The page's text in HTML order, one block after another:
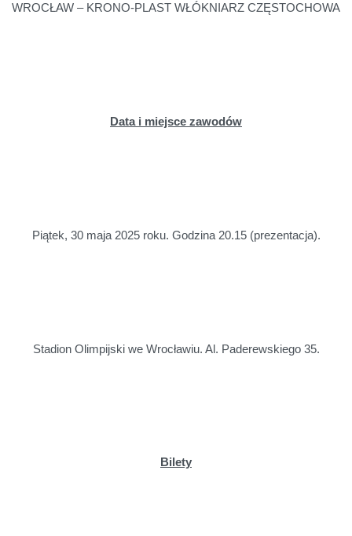
WROCŁAW – KRONO-PLAST WŁÓKNIARZ CZĘSTOCHOWA
Data i miejsce zawodów
Piątek, 30 maja 2025 roku. Godzina 20.15 (prezentacja).
Stadion Olimpijski we Wrocławiu. Al. Paderewskiego 35.
Bilety